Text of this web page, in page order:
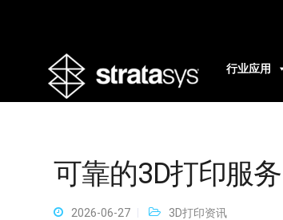
行业应用
可靠的3D打印服
2026-06-27 3D打印资讯